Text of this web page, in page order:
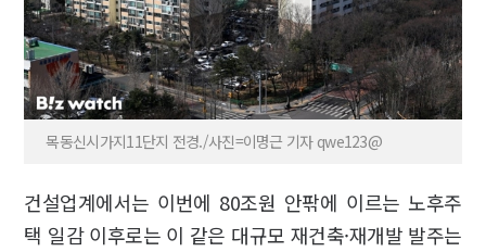
목동신시가지11단지 전경./사진=이명근 기자 qwe123@
건설업계에서는 이번에 80조원 안팎에 이르는 노후주
택 일감 이후로는 이 같은 대규모 재건축·재개발 발주는